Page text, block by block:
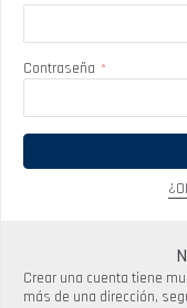
Contraseña
Crear una cuenta tiene
más de una dirección,